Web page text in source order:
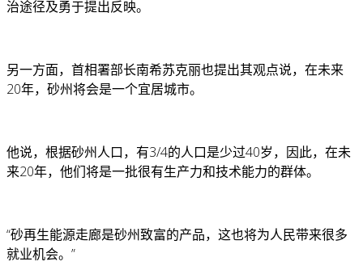
治途径及勇于提出反映。
另一方面，首相署部长南希苏克丽也提出其观点说，在未来
20年，砂州将会是一个宜居城市。
他说，根据砂州人口，有3/4的人口是少过40岁，因此，在未
来20年，他们将是一批很有生产力和技术能力的群体。
“砂再生能源走廊是砂州致富的产品，这也将为人民带来很多
就业机会。”